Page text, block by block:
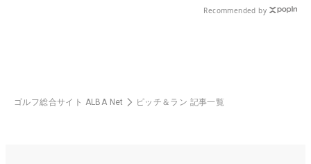
Recommended by
ゴルフ総合サイト ALBA Net ピッチ＆ラン 記事一覧